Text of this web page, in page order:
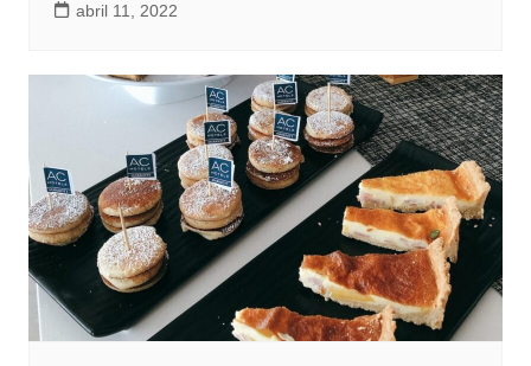
abril 11, 2022